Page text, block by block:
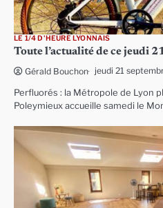
LE 1/4 D'HEURE LYONNAIS
Toute l’actualité de ce jeudi
Gérald Bouchon jeudi 21
Perfluorés : la Métropole de Lyon
Poleymieux accueille samedi le